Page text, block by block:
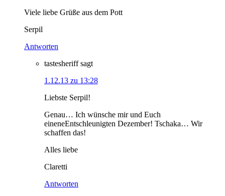
Viele liebe Grüße aus dem Pott
Serpil
Antworten
tastesheriff sagt
1.12.13 zu 13:28
Liebste Serpil!
Genau… Ich wünsche mir und Euch
eineneEntschleunigten Dezember! Tschaka… Wir
schaffen das!
Alles liebe
Claretti
Antworten